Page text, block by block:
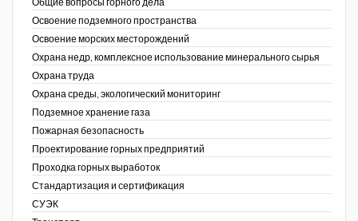
Освоение подземного пространства
Освоение морских месторождений
Охрана недр, комплексное использование минерального сырья
Охрана труда
Охрана среды, экологический мониторинг
Подземное хранение газа
Пожарная безопасность
Проектирование горных предприятий
Проходка горных выработок
Стандартизация и сертификация
СУЭК